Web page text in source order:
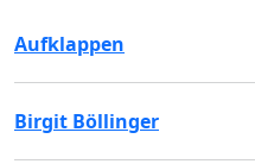
Aufklappen
Birgit Böllinger